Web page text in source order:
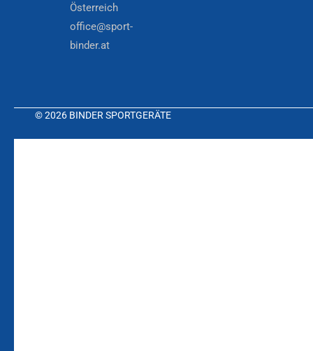
Österreich
office@sport-
binder.at
© 2026 BINDER SPORTGERÄTE